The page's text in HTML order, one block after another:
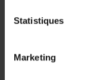
Statistiques
Marketing
La housse ne doit être
sèche